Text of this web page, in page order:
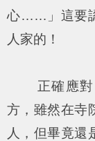
心……」這要
人家的！
正確應對，
方，雖然在寺
人，但畢竟還